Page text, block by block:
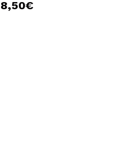
8,50€